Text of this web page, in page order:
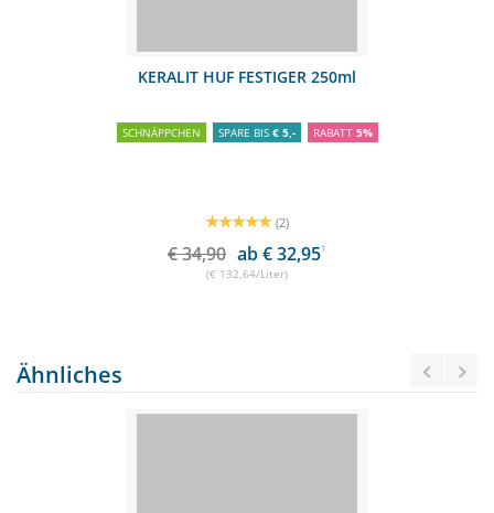
KERALIT HUF FESTIGER 250ml
SCHNÄPPCHEN SPARE BIS € 5,- RABATT 5%
(2)
€ 34,90 ab € 32,951
(€ 132,64/Liter)
Ähnliches